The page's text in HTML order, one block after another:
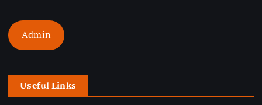
Admin
Useful Links